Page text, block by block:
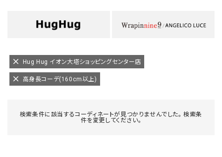
Hug Hug イオン大塔ショッピングセンター店
高身長コーデ(160cm以上)
検索条件に該当するコーディネートが見つかりませんでした。 検索条
件を変更してください。